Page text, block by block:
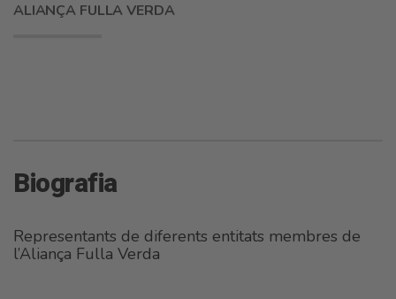
ALIANÇA FULLA VERDA
Biografia
Representants de diferents entitats membres de
l’Aliança Fulla Verda